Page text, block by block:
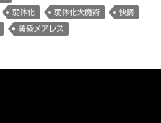
弱体化 弱体化大魔術 快調
黄昏メアレス